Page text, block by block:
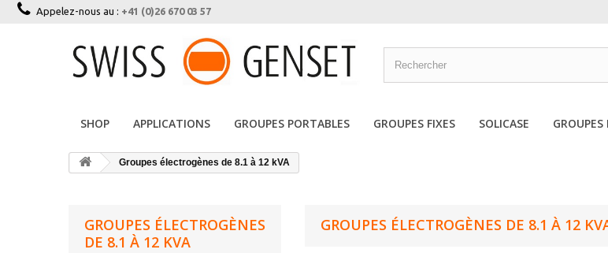
Appelez-nous au : +41 (0)26 670 03 57
SHOP APPLICATIONS GROUPES PORTABLES GROUPES FIXES SOLICASE
Groupes électrogènes de 8.1 à 12 kVA
GROUPES ÉLECTROGÈNES
DE 8.1 À 12 KVA
GROUPES ÉLECTROGÈNES DE 8.1 À 12